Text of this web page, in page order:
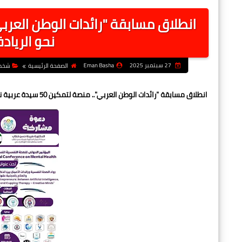
نحو
Eman Basha الصفحة الرئيسية
انطلاق مسابقة "رائدات الوطن العربي".. منصة لتمكين 50 سيدة عربية نحو الريادة والتأثير